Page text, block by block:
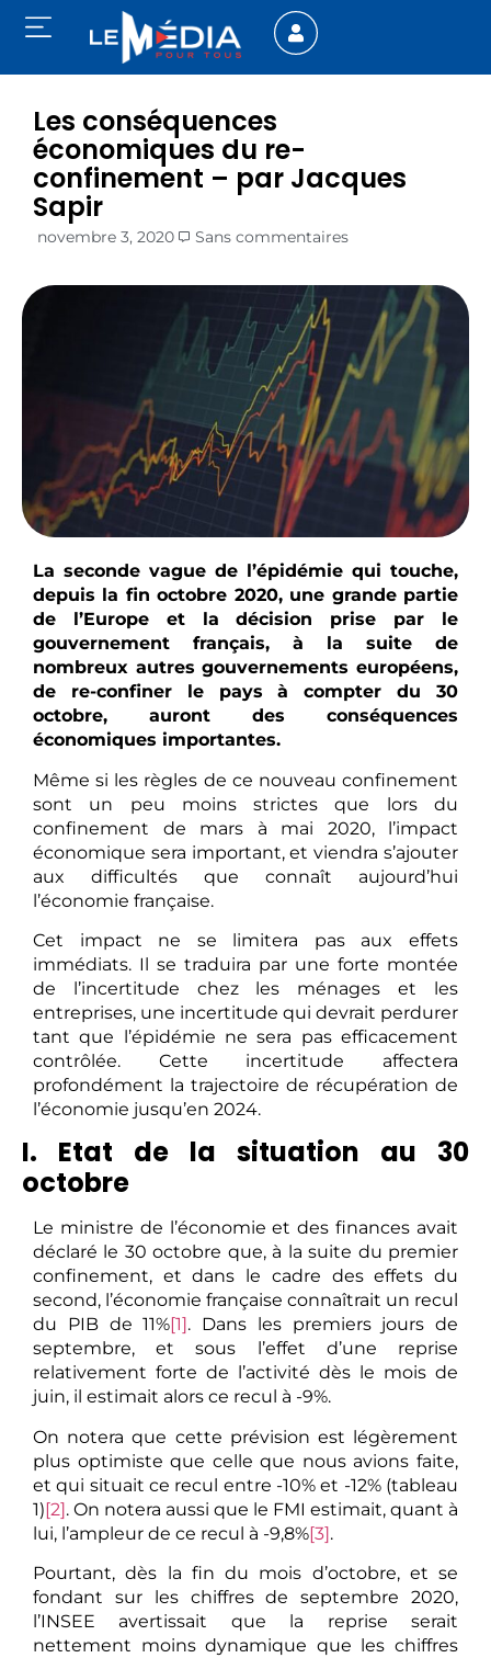
Les conséquences
économiques du re-
confinement – par Jacques
Sapir
novembre 3, 2020 Sans commentaires
La seconde vague de l’épidémie qui touche,
depuis la fin octobre 2020, une grande partie
de l’Europe et la décision prise par le
gouvernement français, à la suite de
nombreux autres gouvernements européens,
de re-confiner le pays à compter du 30
octobre, auront des conséquences
économiques importantes.
Même si les règles de ce nouveau confinement
sont un peu moins strictes que lors du
confinement de mars à mai 2020, l’impact
économique sera important, et viendra s’ajouter
aux difficultés que connaît aujourd’hui
l’économie française.
Cet impact ne se limitera pas aux effets
immédiats. Il se traduira par une forte montée
de l’incertitude chez les ménages et les
entreprises, une incertitude qui devrait perdurer
tant que l’épidémie ne sera pas efficacement
contrôlée. Cette incertitude affectera
profondément la trajectoire de récupération de
l’économie jusqu’en 2024.
I. Etat de la situation au 30
octobre
Le ministre de l’économie et des finances avait
déclaré le 30 octobre que, à la suite du premier
confinement, et dans le cadre des effets du
second, l’économie française connaîtrait un recul
du PIB de 11%[1] . Dans les premiers jours de
septembre, et sous l’effet d’une reprise
relativement forte de l’activité dès le mois de
juin, il estimait alors ce recul à -9%.
On notera que cette prévision est légèrement
plus optimiste que celle que nous avions faite,
et qui situait ce recul entre -10% et -12% (tableau
1)[2]. On notera aussi que le FMI estimait, quant à
lui, l’ampleur de ce recul à -9,8%[3].
Pourtant, dès la fin du mois d’octobre, et se
fondant sur les chiffres de septembre 2020,
l’INSEE avertissait que la reprise serait
nettement moins dynamique que les chiffres